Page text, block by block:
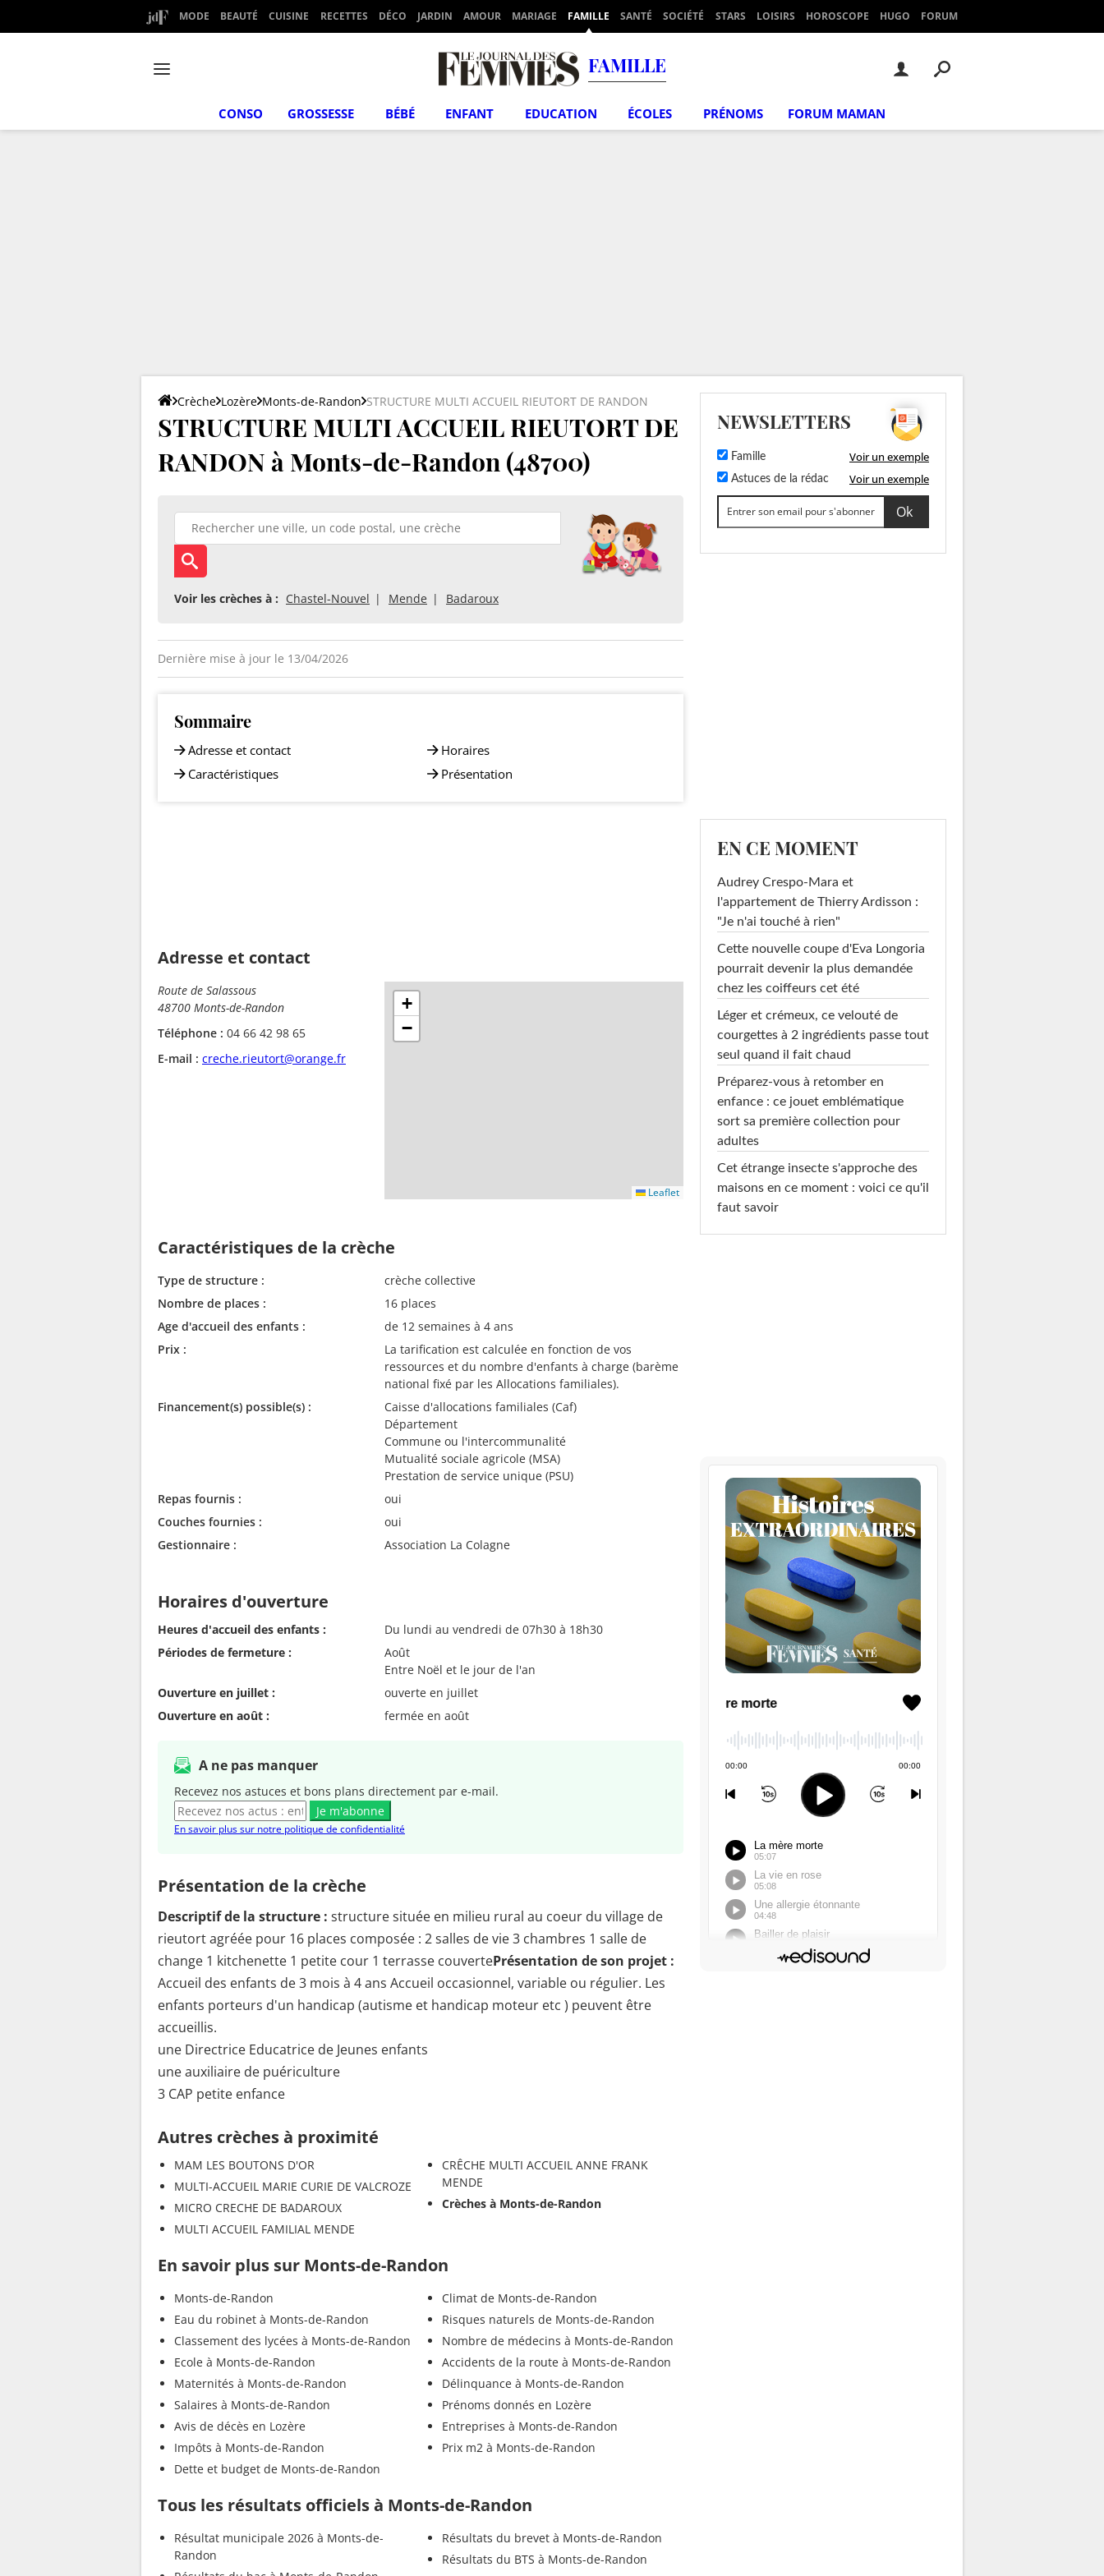
MODE BEAUTÉ CUISINE RECETTES DÉCO JARDIN AMOUR MARIAGE FAMILLE SANTÉ SOCIÉTÉ STARS LOISIRS HOROSCOPE HUGO FORUM
FAMILLE
CONSO GROSSESSE BÉBÉ ENFANT EDUCATION ÉCOLES PRÉNOMS FORUM MAMAN
Crèche Lozère Monts-de-Randon STRUCTURE MULTI ACCUEIL RIEUTORT DE RANDON
STRUCTURE MULTI ACCUEIL RIEUTORT DE
RANDON à Monts-de-Randon (48700)
Voir les crèches à : Chastel-Nouvel Mende Badaroux
Dernière mise à jour le 13/04/2026
Sommaire
Adresse et contact
Caractéristiques
Horaires
Présentation
Adresse et contact
Route de Salassous
48700 Monts-de-Randon
Téléphone : 04 66 42 98 65
E-mail : creche.rieutort@orange.fr
+
−
Leaflet
Caractéristiques de la crèche
Type de structure :
crèche collective
Nombre de places :
16 places
Age d'accueil des enfants :
de 12 semaines à 4 ans
Prix :
La tarification est calculée en fonction de vos
ressources et du nombre d'enfants à charge (barème
national fixé par les Allocations familiales).
Financement(s) possible(s) :
Caisse d'allocations familiales (Caf)
Département
Commune ou l'intercommunalité
Mutualité sociale agricole (MSA)
Prestation de service unique (PSU)
Repas fournis :
oui
Couches fournies :
oui
Gestionnaire :
Association La Colagne
Horaires d'ouverture
Heures d'accueil des enfants :
Du lundi au vendredi de 07h30 à 18h30
Périodes de fermeture :
Août
Entre Noël et le jour de l'an
Ouverture en juillet :
ouverte en juillet
Ouverture en août :
fermée en août
A ne pas manquer
Recevez nos astuces et bons plans directement par e-mail.
Je m'abonne
En savoir plus sur notre politique de confidentialité
Présentation de la crèche
Descriptif de la structure : structure située en milieu rural au coeur du village de
rieutort agréée pour 16 places composée : 2 salles de vie 3 chambres 1 salle de
change 1 kitchenette 1 petite cour 1 terrasse couvertePrésentation de son projet :
Accueil des enfants de 3 mois à 4 ans Accueil occasionnel, variable ou régulier. Les
enfants porteurs d'un handicap (autisme et handicap moteur etc ) peuvent être
accueillis.
une Directrice Educatrice de Jeunes enfants
une auxiliaire de puériculture
3 CAP petite enfance
Autres crèches à proximité
MAM LES BOUTONS D'OR
MULTI-ACCUEIL MARIE CURIE DE VALCROZE
MICRO CRECHE DE BADAROUX
MULTI ACCUEIL FAMILIAL MENDE
CRÊCHE MULTI ACCUEIL ANNE FRANK
MENDE
Crèches à Monts-de-Randon
En savoir plus sur Monts-de-Randon
Monts-de-Randon
Eau du robinet à Monts-de-Randon
Classement des lycées à Monts-de-Randon
Ecole à Monts-de-Randon
Maternités à Monts-de-Randon
Salaires à Monts-de-Randon
Avis de décès en Lozère
Impôts à Monts-de-Randon
Dette et budget de Monts-de-Randon
Climat de Monts-de-Randon
Risques naturels de Monts-de-Randon
Nombre de médecins à Monts-de-Randon
Accidents de la route à Monts-de-Randon
Délinquance à Monts-de-Randon
Prénoms donnés en Lozère
Entreprises à Monts-de-Randon
Prix m2 à Monts-de-Randon
Tous les résultats officiels à Monts-de-Randon
Résultat municipale 2026 à Monts-de-
Randon
Résultats du brevet à Monts-de-Randon
Résultats du BTS à Monts-de-Randon
NEWSLETTERS
Famille Voir un exemple
Astuces de la rédac Voir un exemple
EN CE MOMENT
Audrey Crespo-Mara et
l'appartement de Thierry Ardisson :
"Je n'ai touché à rien"
Cette nouvelle coupe d'Eva Longoria
pourrait devenir la plus demandée
chez les coiffeurs cet été
Léger et crémeux, ce velouté de
courgettes à 2 ingrédients passe tout
seul quand il fait chaud
Préparez-vous à retomber en
enfance : ce jouet emblématique
sort sa première collection pour
adultes
Cet étrange insecte s'approche des
maisons en ce moment : voici ce qu'il
faut savoir